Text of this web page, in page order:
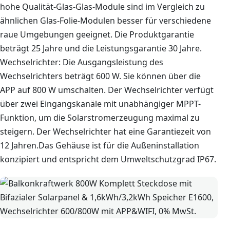
hohe Qualität-Glas-Glas-Module sind im Vergleich zu
ähnlichen Glas-Folie-Modulen besser für verschiedene
raue Umgebungen geeignet. Die Produktgarantie
beträgt 25 Jahre und die Leistungsgarantie 30 Jahre.
Wechselrichter: Die Ausgangsleistung des
Wechselrichters beträgt 600 W. Sie können über die
APP auf 800 W umschalten. Der Wechselrichter verfügt
über zwei Eingangskanäle mit unabhängiger MPPT-
Funktion, um die Solarstromerzeugung maximal zu
steigern. Der Wechselrichter hat eine Garantiezeit von
12 Jahren.Das Gehäuse ist für die Außeninstallation
konzipiert und entspricht dem Umweltschutzgrad IP67.